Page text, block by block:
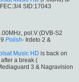
4 SID:17043
pol.V (DVB-S2
Polish- Irdeto 2 &
Music HD is back on
a break (
3 & Nagravision